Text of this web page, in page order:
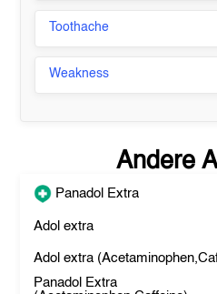
Toothache
Weakness
Andere
Panadol Extra
Adol extra
Adol extra
Panadol Extra